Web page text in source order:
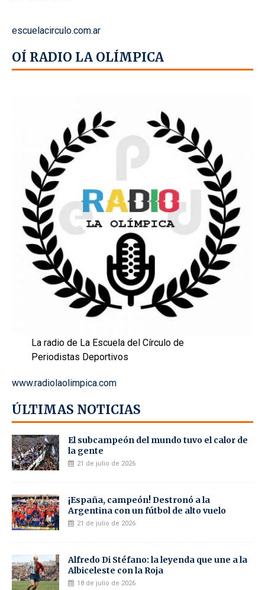
escuelacirculo.com.ar
OÍ RADIO LA OLÍMPICA
La radio de La Escuela del Círculo de
Periodistas Deportivos
www.radiolaolimpica.com
ÚLTIMAS NOTICIAS
El subcampeón del mundo tuvo el calor de
la gente
21 de julio de 2026
¡España, campeón! Destronó a la
Argentina con un fútbol de alto vuelo
21 de julio de 2026
Alfredo Di Stéfano: la leyenda que une a la
Albiceleste con la Roja
18 de julio de 2026